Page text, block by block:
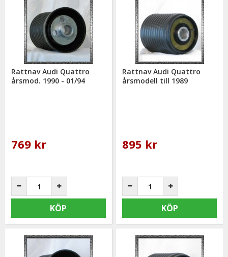
Rattnav Audi Quattro
årsmod. 1990 - 01/94
769 kr
KÖP
Rattnav Audi Quattro
årsmodell till 1989
895 kr
KÖP